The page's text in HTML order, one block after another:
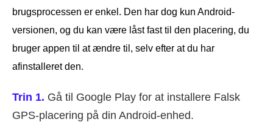
brugsprocessen er enkel. Den har dog kun Android-
versionen, og du kan være låst fast til den placering, du
bruger appen til at ændre til, selv efter at du har
afinstalleret den.
Trin 1. Gå til Google Play for at installere Falsk
GPS-placering på din Android-enhed.